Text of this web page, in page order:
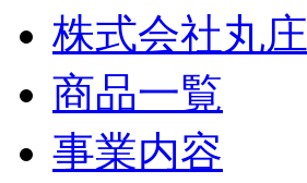
株式会社丸庄
商品一覧
事業内容